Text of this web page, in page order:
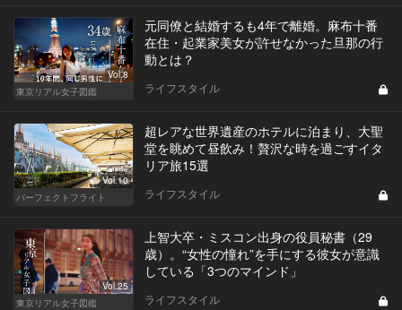
Vol.8
東京リアル女子図鑑
元同僚と結婚するも4年で離婚。麻布十番
在住・起業家美女が許せなかった旦那の行
動とは？
ライフスタイル
Vol.10
パーフェクトフライト
超レアな世界遺産のホテルに泊まり、大聖
堂を眺めて昼飲み！贅沢な時を過ごすイタ
リア旅15選
ライフスタイル
Vol.25
東京リアル女子図鑑
上智大卒・ミスコン出身の役員秘書（29
歳）。“女性の憧れ”を手にする彼女が意識
している「3つのマインド」
ライフスタイル